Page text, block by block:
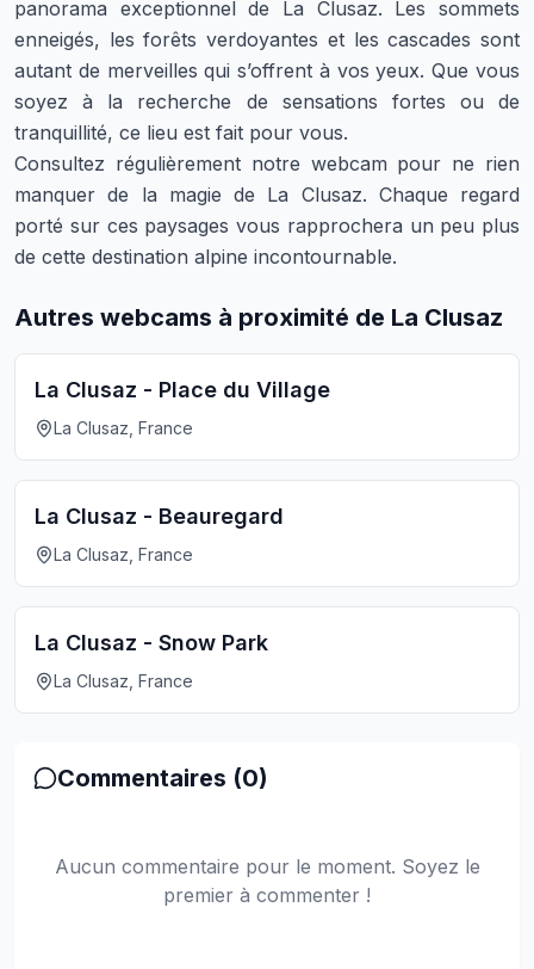
panorama exceptionnel de La Clusaz. Les sommets
enneigés, les forêts verdoyantes et les cascades sont
autant de merveilles qui s’offrent à vos yeux. Que vous
soyez à la recherche de sensations fortes ou de
tranquillité, ce lieu est fait pour vous.
Consultez régulièrement notre webcam pour ne rien
manquer de la magie de La Clusaz. Chaque regard
porté sur ces paysages vous rapprochera un peu plus
de cette destination alpine incontournable.
Autres webcams à proximité de La Clusaz
La Clusaz - Place du Village
La Clusaz, France
La Clusaz - Beauregard
La Clusaz, France
La Clusaz - Snow Park
La Clusaz, France
Commentaires (0)
Aucun commentaire pour le moment. Soyez le
premier à commenter !